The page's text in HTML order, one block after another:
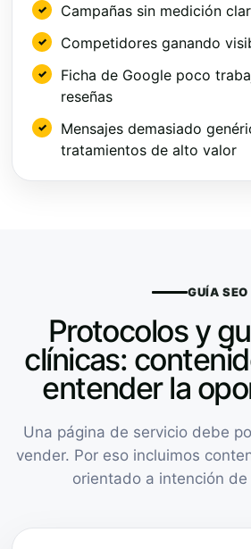
Campañas sin medición
Competidores ganando
Ficha de Google poco
reseñas
Mensajes demasiado
tratamientos de alto valor
GUÍA SEO
Protocolos y
clínicas:
entender la
Una página de servicio debe
vender. Por eso incluimos
orientado a intención